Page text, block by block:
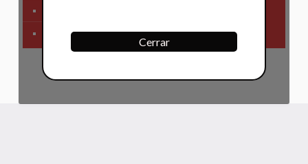
Primera Necesidad
Cerrar